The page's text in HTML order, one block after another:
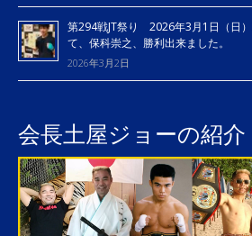
第294戦JT祭り 2026年3月1日（日）
て、保科崇之、勝利出来ました。
2026年3月2日
会長土屋ジョーの紹介